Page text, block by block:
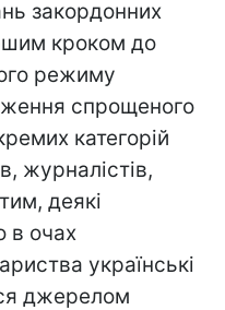
закордонних
кроком до
режиму
спрощеного
категорій
журналістів,
деякі
в очах
українські
джерелом